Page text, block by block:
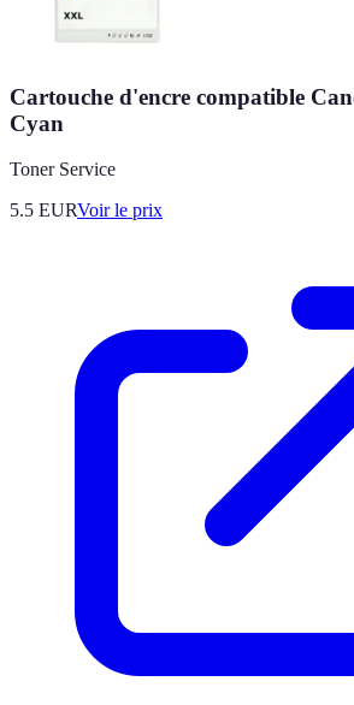
Cartouche d'encre compatible
Cyan
Toner Service
5.5 EURVoir le prix